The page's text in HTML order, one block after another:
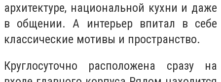
архитектуре, национальной кухни и даже
в общении. А интерьер впитал в себе
классические мотивы и пространство.
Круглосуточно расположена сразу на